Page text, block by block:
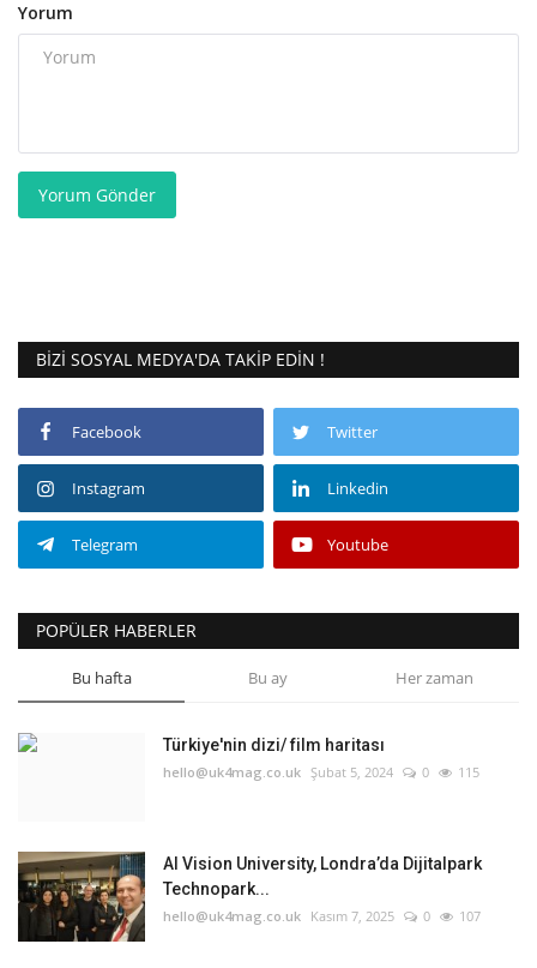
Yorum
Yorum Gönder
BIZI SOSYAL MEDYA'DA TAKIP EDIN !
Facebook Twitter
Instagram Linkedin
Telegram Youtube
POPÜLER HABERLER
Bu hafta Bu ay Her zaman
Türkiye'nin dizi/ film haritası
hello@uk4mag.co.uk Şubat 5, 2024 0 115
AI Vision University, Londra’da Dijitalpark
Technopark...
hello@uk4mag.co.uk Kasım 7, 2025 0 107